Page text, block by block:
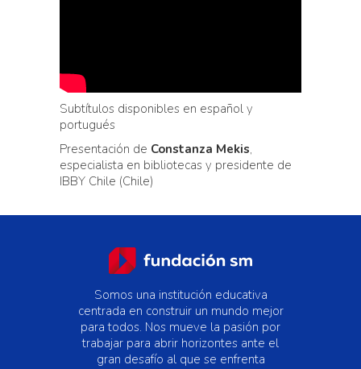
Subtítulos disponibles en español y
portugués
Presentación de Constanza Mekis,
especialista en bibliotecas y presidente de
IBBY Chile (Chile)
Somos una institución educativa
centrada en construir un mundo mejor
para todos. Nos mueve la pasión por
trabajar para abrir horizontes ante el
gran desafío al que se enfrenta